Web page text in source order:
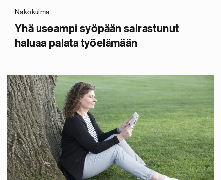
Näkökulma
Yhä useampi syöpään sairastunut
haluaa palata työelämään